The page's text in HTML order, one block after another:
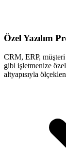
Özel Yazılım
CRM, ERP, müşteri
gibi işletmenize
altyapısıyla